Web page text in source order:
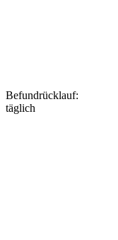
Befundrücklauf:
täglich